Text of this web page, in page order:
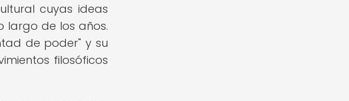
cuyas ideas
largo de los años.
de poder" y su
filosóficos